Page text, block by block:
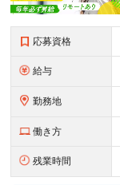
応募資格
給与
勤務地
働き方
残業時間